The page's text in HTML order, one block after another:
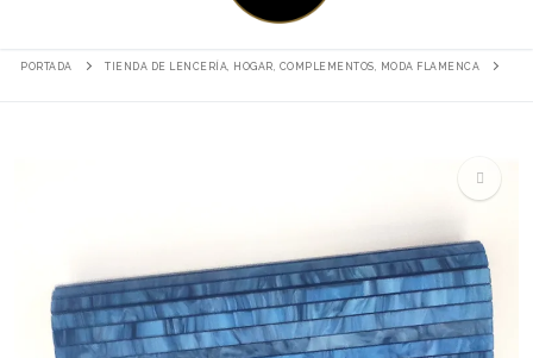
PORTADA TIENDA DE LENCERÍA, HOGAR, COMPLEMENTOS, MODA FLAMENCA